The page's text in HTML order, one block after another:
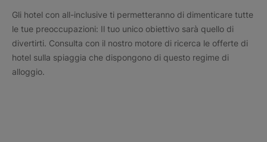
Gli hotel con all-inclusive ti permetteranno di dimenticare tutte
le tue preoccupazioni: Il tuo unico obiettivo sarà quello di
divertirti. Consulta con il nostro motore di ricerca le offerte di
hotel sulla spiaggia che dispongono di questo regime di
alloggio.